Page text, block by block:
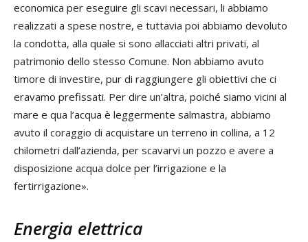
economica per eseguire gli scavi necessari, li abbiamo
realizzati a spese nostre, e tuttavia poi abbiamo devoluto
la condotta, alla quale si sono allacciati altri privati, al
patrimonio dello stesso Comune. Non abbiamo avuto
timore di investire, pur di raggiungere gli obiettivi che ci
eravamo prefissati. Per dire un’altra, poiché siamo vicini al
mare e qua l’acqua è leggermente salmastra, abbiamo
avuto il coraggio di acquistare un terreno in collina, a 12
chilometri dall’azienda, per scavarvi un pozzo e avere a
disposizione acqua dolce per l’irrigazione e la
fertirrigazione».
Energia elettrica